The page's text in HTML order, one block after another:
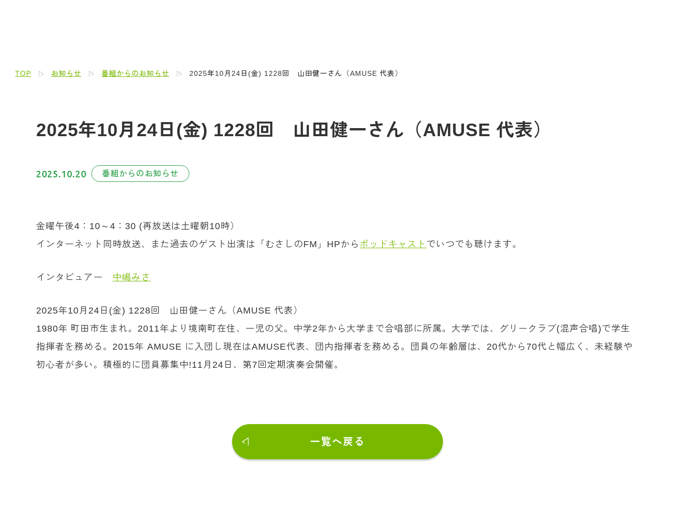
TOP お知らせ 番組からのお知らせ 2025年10月24日(金) 1228回 山田健一さん（AMUSE 代表）
2025年10月24日(金) 1228回 山田健一さん（AMUSE 代表）
2025.10.20 番組からのお知らせ
金曜午後4：10～4：30 (再放送は土曜朝10時）
インターネット同時放送、また過去のゲスト出演は「むさしのFM」HPから ポッドキャスト でいつでも聴けます。
インタビュアー 中嶋みさ
2025年10月24日(金) 1228回 山田健一さん（AMUSE 代表）
1980年 町田市生まれ。2011年より境南町在住、一児の父。中学2年から大学まで合唱部に所属。大学では、グリークラブ(混声合唱)で学生
指揮者を務める。2015年 AMUSE に入団し現在はAMUSE代表、団内指揮者を務める。団員の年齢層は、20代から70代と幅広く、未経験や
初心者が多い。積極的に団員募集中!11月24日、第7回定期演奏会開催。
一覧へ戻る